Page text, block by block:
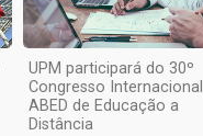
UPM participará do 30º
Congresso Internacional
ABED de Educação a
Distância